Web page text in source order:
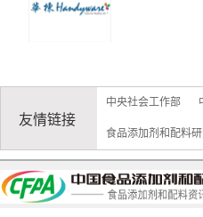
友情链接
中央社会工作部
食品添加剂和配料